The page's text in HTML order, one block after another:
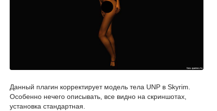
Данный плагин корректирует модель тела UNP в Skyrim.
Особенно нечего описывать, все видно на скриншотах,
установка стандартная.